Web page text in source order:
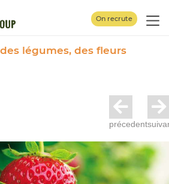
On recrute
légumes, des fleurs
précedent
cookies